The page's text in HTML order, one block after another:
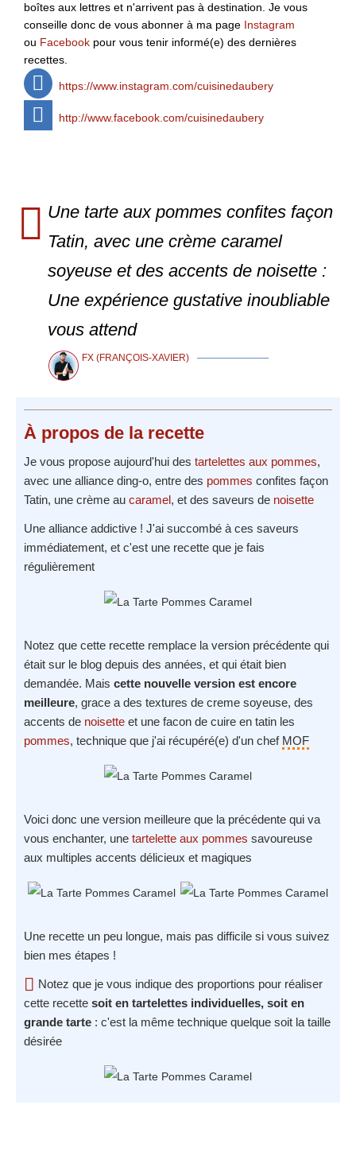
boîtes aux lettres et n'arrivent pas à destination. Je vous
conseille donc de vous abonner à ma page Instagram
ou Facebook pour vous tenir informé(e) des dernières
recettes.
https://www.instagram.com/cuisinedaubery
http://www.facebook.com/cuisinedaubery
Une tarte aux pommes confites façon
Tatin, avec une crème caramel
soyeuse et des accents de noisette :
Une expérience gustative inoubliable
vous attend
FX (FRANÇOIS-XAVIER)
À propos de la recette
Je vous propose aujourd'hui des tartelettes aux pommes,
avec une alliance ding-o, entre des pommes confites façon
Tatin, une crème au caramel, et des saveurs de noisette
Une alliance addictive ! J'ai succombé à ces saveurs
immédiatement, et c'est une recette que je fais
régulièrement
Notez que cette recette remplace la version précédente qui
était sur le blog depuis des années, et qui était bien
demandée. Mais cette nouvelle version est encore
meilleure, grace a des textures de creme soyeuse, des
accents de noisette et une facon de cuire en tatin les
pommes, technique que j'ai récupéré(e) d'un chef MOF
Voici donc une version meilleure que la précédente qui va
vous enchanter, une tartelette aux pommes savoureuse
aux multiples accents délicieux et magiques
Une recette un peu longue, mais pas difficile si vous suivez
bien mes étapes !
Notez que je vous indique des proportions pour réaliser
cette recette soit en tartelettes individuelles, soit en
grande tarte : c'est la même technique quelque soit la taille
désirée